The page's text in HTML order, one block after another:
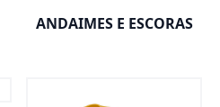
ANDAIMES E ESCORAS